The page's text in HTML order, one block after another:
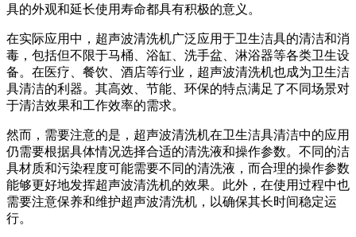
具的外观和延长使用寿命都具有积极的意义。
在实际应用中，超声波清洗机广泛应用于卫生洁具的清洁和消
毒，包括但不限于马桶、浴缸、洗手盆、淋浴器等各类卫生设
备。在医疗、餐饮、酒店等行业，超声波清洗机也成为卫生洁
具清洁的利器。其高效、节能、环保的特点满足了不同场景对
于清洁效果和工作效率的需求。
然而，需要注意的是，超声波清洗机在卫生洁具清洁中的应用
仍需要根据具体情况选择合适的清洗液和操作参数。不同的洁
具材质和污染程度可能需要不同的清洗液，而合理的操作参数
能够更好地发挥超声波清洗机的效果。此外，在使用过程中也
需要注意保养和维护超声波清洗机，以确保其长时间稳定运
行。